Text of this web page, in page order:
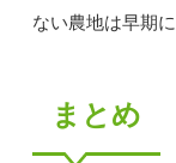
ない農地は早期
まとめ